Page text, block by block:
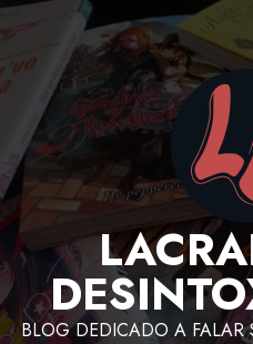
BLOG DEDICADO A FALAR